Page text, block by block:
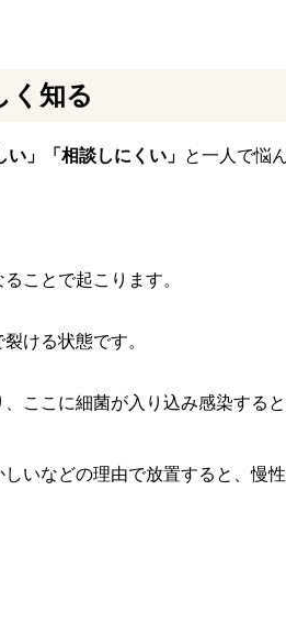
く知る
い」「相談しにくい」 と一人で悩
ことで起こります。
ける状態です。
ここに細菌が入り込み感染する
いなどの理由で放置すると、慢